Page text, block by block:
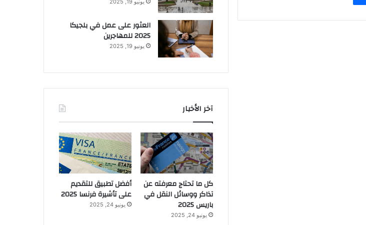
يونيو 19, 2025
العثور على عمل في بلجيكا
2025 للمهاجرين
يونيو 19, 2025
آخر الأخبار
كل ما تحتاج معرفته عن
تذاكر ووسائل النقل في
باريس 2025
يونيو 24, 2025
أفضل تطبيق للتقديم
على تأشيرة فرنسا 2025
يونيو 24, 2025